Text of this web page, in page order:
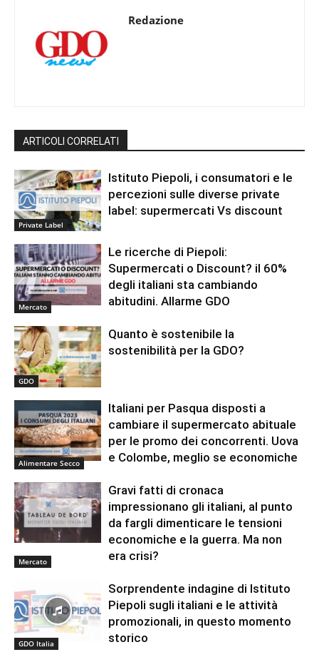
Redazione
ARTICOLI CORRELATI
Private Label
Istituto Piepoli, i consumatori e le
percezioni sulle diverse private
label: supermercati Vs discount
Mercato
Le ricerche di Piepoli:
Supermercati o Discount? il 60%
degli italiani sta cambiando
abitudini. Allarme GDO
GDO
Quanto è sostenibile la
sostenibilità per la GDO?
Alimentare Secco
Italiani per Pasqua disposti a
cambiare il supermercato abituale
per le promo dei concorrenti. Uova
e Colombe, meglio se economiche
Mercato
Gravi fatti di cronaca
impressionano gli italiani, al punto
da fargli dimenticare le tensioni
economiche e la guerra. Ma non
era crisi?
GDO Italia
Sorprendente indagine di Istituto
Piepoli sugli italiani e le attività
promozionali, in questo momento
storico